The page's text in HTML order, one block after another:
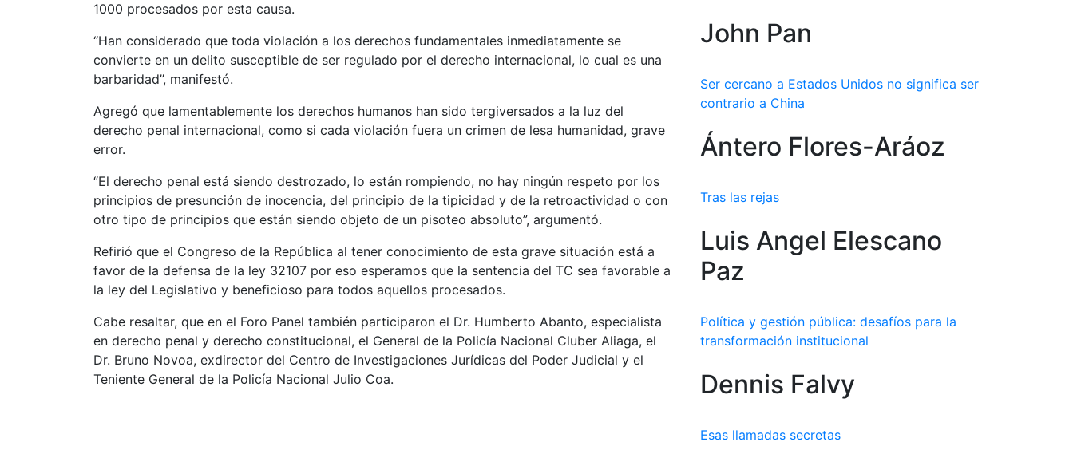
1000 procesados por esta causa.
“Han considerado que toda violación a los derechos fundamentales inmediatamente se
convierte en un delito susceptible de ser regulado por el derecho internacional, lo cual es una
barbaridad”, manifestó.
Agregó que lamentablemente los derechos humanos han sido tergiversados a la luz del
derecho penal internacional, como si cada violación fuera un crimen de lesa humanidad, grave
error.
“El derecho penal está siendo destrozado, lo están rompiendo, no hay ningún respeto por los
principios de presunción de inocencia, del principio de la tipicidad y de la retroactividad o con
otro tipo de principios que están siendo objeto de un pisoteo absoluto”, argumentó.
Refirió que el Congreso de la República al tener conocimiento de esta grave situación está a
favor de la defensa de la ley 32107 por eso esperamos que la sentencia del TC sea favorable a
la ley del Legislativo y beneficioso para todos aquellos procesados.
Cabe resaltar, que en el Foro Panel también participaron el Dr. Humberto Abanto, especialista
en derecho penal y derecho constitucional, el General de la Policía Nacional Cluber Aliaga, el
Dr. Bruno Novoa, exdirector del Centro de Investigaciones Jurídicas del Poder Judicial y el
Teniente General de la Policía Nacional Julio Coa.
John Pan
Ser cercano a Estados Unidos no significa ser
contrario a China
Ántero Flores-Aráoz
Tras las rejas
Luis Angel Elescano
Paz
Política y gestión pública: desafíos para la
transformación institucional
Dennis Falvy
Esas llamadas secretas